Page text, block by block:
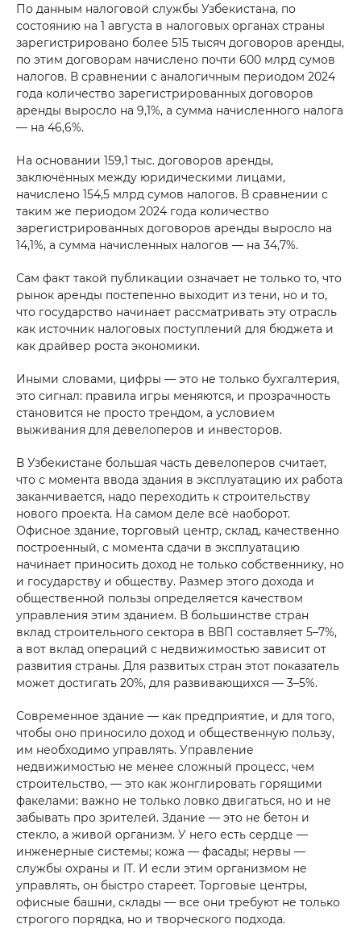
По данным налоговой службы Узбекистана, по
состоянию на 1 августа в налоговых органах страны
зарегистрировано более 515 тысяч договоров аренды,
по этим договорам начислено почти 600 млрд сумов
налогов. В сравнении с аналогичным периодом 2024
года количество зарегистрированных договоров
аренды выросло на 9,1%, а сумма начисленного налога
— на 46,6%.
На основании 159,1 тыс. договоров аренды,
заключённых между юридическими лицами,
начислено 154,5 млрд сумов налогов. В сравнении с
таким же периодом 2024 года количество
зарегистрированных договоров аренды выросло на
14,1%, а сумма начисленных налогов — на 34,7%.
Сам факт такой публикации означает не только то, что
рынок аренды постепенно выходит из тени, но и то,
что государство начинает рассматривать эту отрасль
как источник налоговых поступлений для бюджета и
как драйвер роста экономики.
Иными словами, цифры — это не только бухгалтерия,
это сигнал: правила игры меняются, и прозрачность
становится не просто трендом, а условием
выживания для девелоперов и инвесторов.
В Узбекистане большая часть девелоперов считает,
что с момента ввода здания в эксплуатацию их работа
заканчивается, надо переходить к строительству
нового проекта. На самом деле всё наоборот.
Офисное здание, торговый центр, склад, качественно
построенный, с момента сдачи в эксплуатацию
начинает приносить доход не только собственнику, но
и государству и обществу. Размер этого дохода и
общественной пользы определяется качеством
управления этим зданием. В большинстве стран
вклад строительного сектора в ВВП составляет 5–7%,
а вот вклад операций с недвижимостью зависит от
развития страны. Для развитых стран этот показатель
может достигать 20%, для развивающихся — 3–5%.
Современное здание — как предприятие, и для того,
чтобы оно приносило доход и общественную пользу,
им необходимо управлять. Управление
недвижимостью не менее сложный процесс, чем
строительство, — это как жонглировать горящими
факелами: важно не только ловко двигаться, но и не
забывать про зрителей. Здание — это не бетон и
стекло, а живой организм. У него есть сердце —
инженерные системы; кожа — фасады; нервы —
службы охраны и IT. И если этим организмом не
управлять, он быстро стареет. Торговые центры,
офисные башни, склады — все они требуют не только
строгого порядка, но и творческого подхода.
Do you want to get a consultation?
Your Name
Phone number*
Your massage
SEND